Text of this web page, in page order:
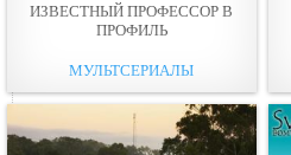
ИЗВЕСТНЫЙ ПРОФЕССОР В
ПРОФИЛЬ
МУЛЬТСЕРИАЛЫ